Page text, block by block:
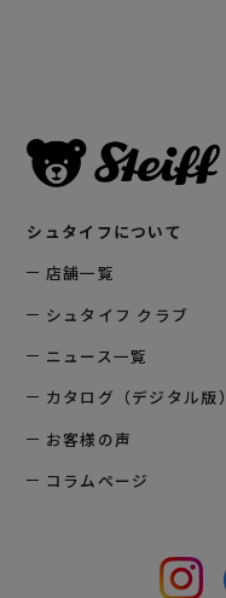
シュタイフについて
店舗一覧
シュタイフ クラブ
ニュース一覧
カタログ（デジタル版）
お客様の声
コラムページ